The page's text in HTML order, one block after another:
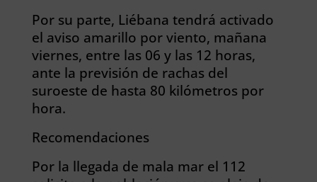
Por su parte, Liébana tendrá activado
el aviso amarillo por viento, mañana
viernes, entre las 06 y las 12 horas,
ante la previsión de rachas del
suroeste de hasta 80 kilómetros por
hora.
Recomendaciones
Por la llegada de mala mar el 112